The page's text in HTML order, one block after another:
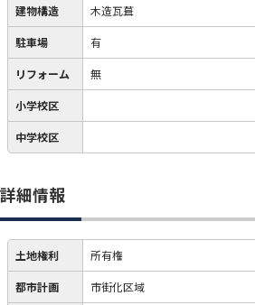
建物構造 木造瓦葺
駐車場 有
リフォーム 無
小学校区
中学校区
詳細情報
土地権利 所有権
都市計画 市街化区域